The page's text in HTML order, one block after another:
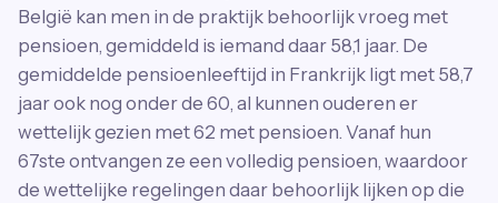
België kan men in de praktijk behoorlijk vroeg met
pensioen, gemiddeld is iemand daar 58,1 jaar. De
gemiddelde pensioenleeftijd in Frankrijk ligt met 58,7
jaar ook nog onder de 60, al kunnen ouderen er
wettelijk gezien met 62 met pensioen. Vanaf hun
67ste ontvangen ze een volledig pensioen, waardoor
de wettelijke regelingen daar behoorlijk lijken op die